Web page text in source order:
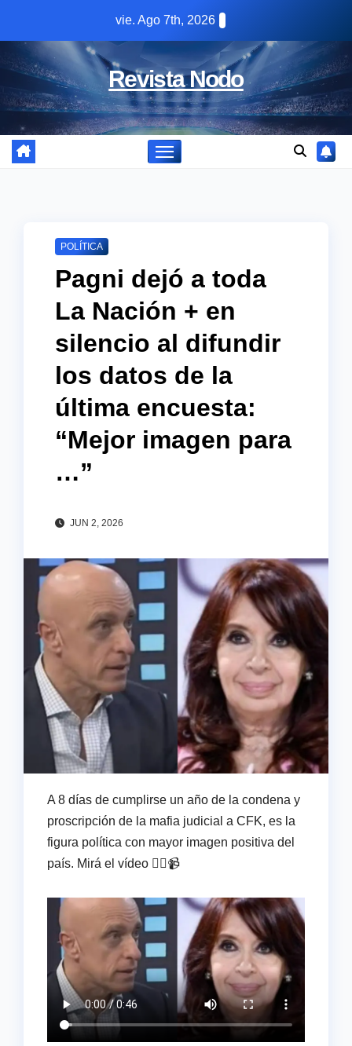
content
vie. Ago 7th, 2026
Revista Nodo
POLÍTICA
Pagni dejó a toda
La Nación + en
silencio al difundir
los datos de la
última encuesta:
“Mejor imagen para
…”
JUN 2, 2026
A 8 días de cumplirse un año de la condena y
proscripción de la mafia judicial a CFK, es la
figura política con mayor imagen positiva del
país. Mirá el vídeo 👇🏻📹